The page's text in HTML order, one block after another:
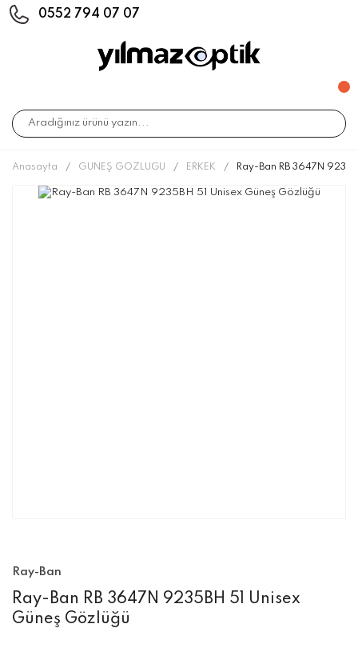
0552 794 07 07
Anasayfa GÜNEŞ GÖZLÜĞÜ ERKEK Ray-Ban RB 3647N
Ray-Ban
Ray-Ban RB 3647N 9235BH 51 Unisex
Güneş Gözlüğü